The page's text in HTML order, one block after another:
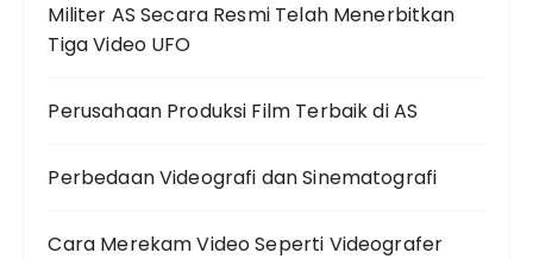
Militer AS Secara Resmi Telah Menerbitkan
Tiga Video UFO
Perusahaan Produksi Film Terbaik di AS
Perbedaan Videografi dan Sinematografi
Cara Merekam Video Seperti Videografer